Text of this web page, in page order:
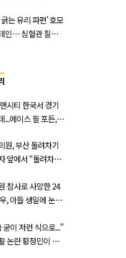
긁는 유리 파편’ 호모
인… 심혈관 질환
시티 한국서 경기
...에이스 필 포든,
원, 부산 돌려차기
앞에서 “돌려차기
참사로 사망한 24
, 아들 생일에 눈물
굳이 저런 식으로...”
논란 황정민이 곧